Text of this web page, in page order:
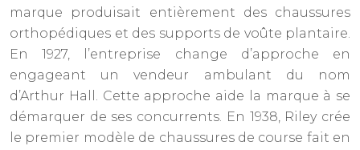
marque produisait entièrement des chaussures
orthopédiques et des supports de voûte plantaire.
En 1927, l’entreprise change d’approche en
engageant un vendeur ambulant du nom
d’Arthur Hall. Cette approche aide la marque à se
démarquer de ses concurrents. En 1938, Riley crée
le premier modèle de chaussures de course fait en